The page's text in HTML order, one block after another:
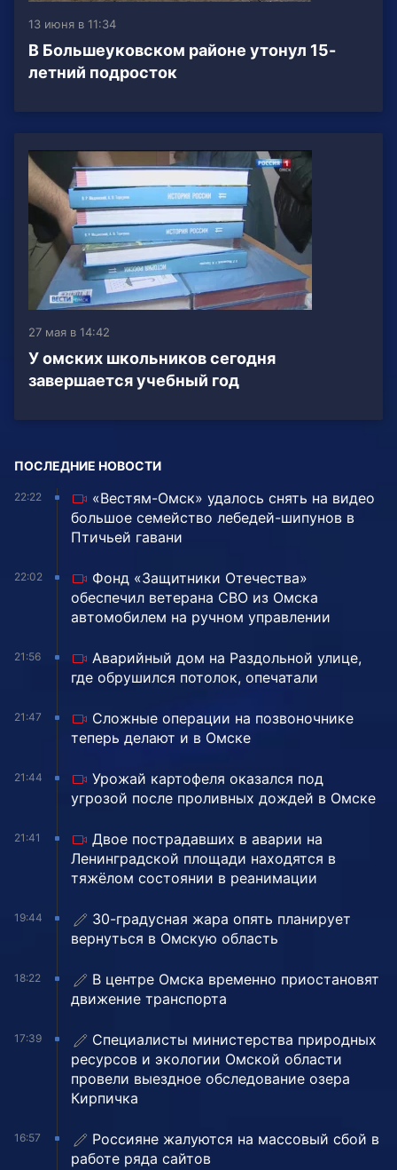
13 июня в 11:34
В Большеуковском районе утонул 15-
летний подросток
27 мая в 14:42
У омских школьников сегодня
завершается учебный год
ПОСЛЕДНИЕ НОВОСТИ
22:22
«Вестям-Омск» удалось снять на видео
большое семейство лебедей-шипунов в
Птичьей гавани
22:02
Фонд «Защитники Отечества»
обеспечил ветерана СВО из Омска
автомобилем на ручном управлении
21:56
Аварийный дом на Раздольной улице,
где обрушился потолок, опечатали
21:47
Сложные операции на позвоночнике
теперь делают и в Омске
21:44
Урожай картофеля оказался под
угрозой после проливных дождей в Омске
21:41
Двое пострадавших в аварии на
Ленинградской площади находятся в
тяжёлом состоянии в реанимации
19:44
30-градусная жара опять планирует
вернуться в Омскую область
18:22
В центре Омска временно приостановят
движение транспорта
17:39
Специалисты министерства природных
ресурсов и экологии Омской области
провели выездное обследование озера
Кирпичка
16:57
Россияне жалуются на массовый сбой в
работе ряда сайтов